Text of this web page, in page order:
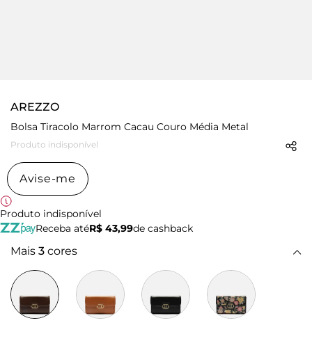
AREZZO
Bolsa Tiracolo Marrom Cacau Couro Média Metal
Produto indisponível
Avise-me
Produto indisponível
Receba atéR$ 43,99de cashback
Mais 3 cores